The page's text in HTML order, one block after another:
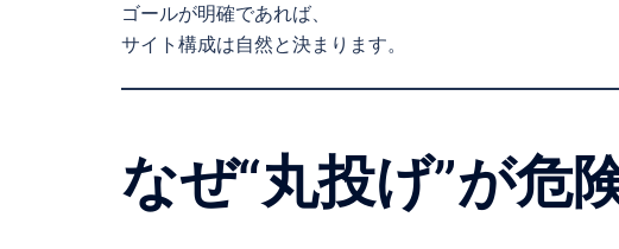
ゴールが明確であれば、
サイト構成は自然と決まります。
なぜ“丸投げ”が危